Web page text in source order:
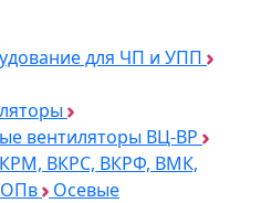
для ЧП и УПП
вентиляторы ВЦ-ВР
ВКРС, ВКРФ, ВМК,
Осевые